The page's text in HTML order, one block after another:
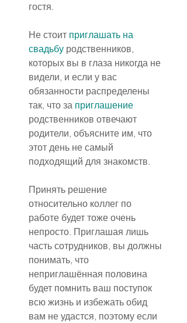
гостя.
Не стоит приглашать на
свадьбу родственников,
которых вы в глаза никогда не
видели, и если у вас
обязанности распределены
так, что за приглашение
родственников отвечают
родители, объясните им, что
этот день не самый
подходящий для знакомств.
Принять решение
относительно коллег по
работе будет тоже очень
непросто. Приглашая лишь
часть сотрудников, вы должны
понимать, что
неприглашённая половина
будет помнить ваш поступок
всю жизнь и избежать обид
вам не удастся, поэтому если